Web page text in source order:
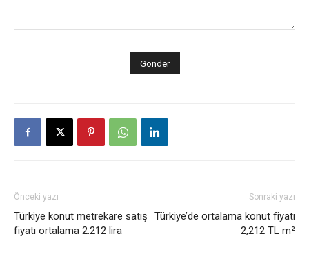
Önceki yazı
Türkiye konut metrekare satış
fiyatı ortalama 2.212 lira
Sonraki yazı
Türkiye’de ortalama konut fiyatı
2,212 TL m²